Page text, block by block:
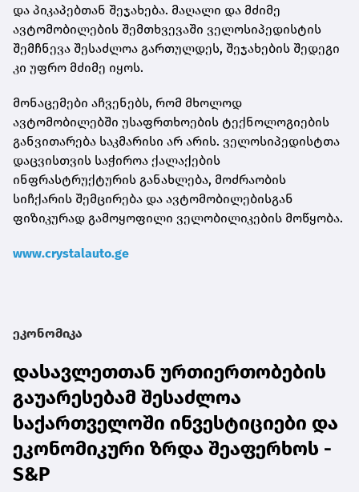
და პიკაპებთან შეჯახება. მაღალი და მძიმე
ავტომობილების შემთხვევაში ველოსიპედისტის
შემჩნევა შესაძლოა გართულდეს, შეჯახების შედეგი
კი უფრო მძიმე იყოს.
მონაცემები აჩვენებს, რომ მხოლოდ
ავტომობილებში უსაფრთხოების ტექნოლოგიების
განვითარება საკმარისი არ არის. ველოსიპედისტთა
დაცვისთვის საჭიროა ქალაქების
ინფრასტრუქტურის განახლება, მოძრაობის
სიჩქარის შემცირება და ავტომობილებისგან
ფიზიკურად გამოყოფილი ველობილიკების მოწყობა.
www.crystalauto.ge
ეკონომიკა
დასავლეთთან ურთიერთობების
გაუარესებამ შესაძლოა
საქართველოში ინვესტიციები და
ეკონომიკური ზრდა შეაფერხოს -
S&P